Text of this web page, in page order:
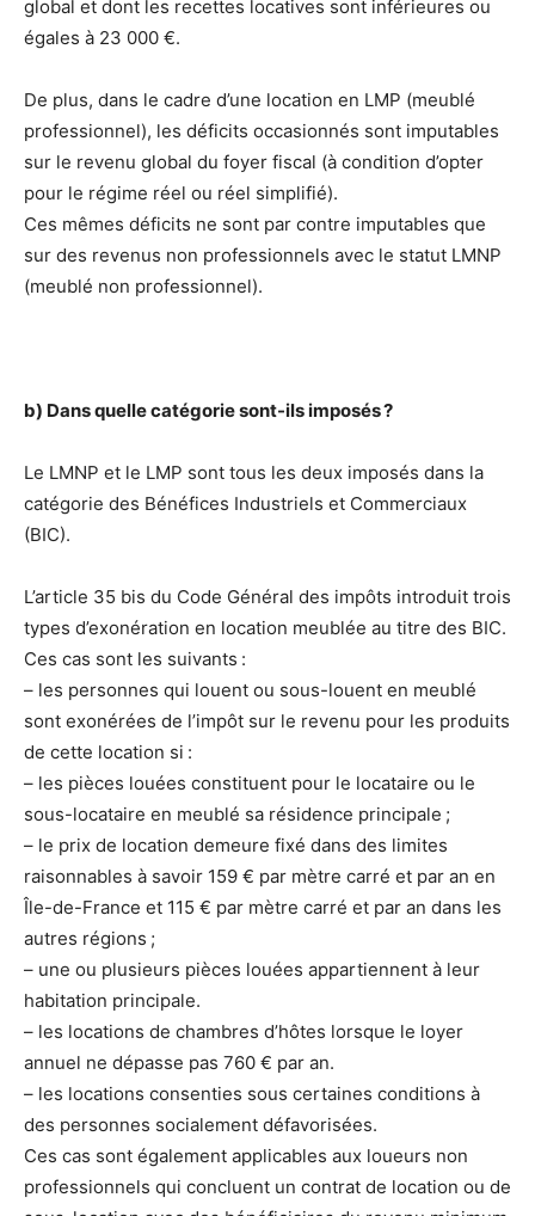
global et dont les recettes locatives sont inférieures ou
égales à 23 000 €.
De plus, dans le cadre d’une location en LMP (meublé
professionnel), les déficits occasionnés sont imputables
sur le revenu global du foyer fiscal (à condition d’opter
pour le régime réel ou réel simplifié).
Ces mêmes déficits ne sont par contre imputables que
sur des revenus non professionnels avec le statut LMNP
(meublé non professionnel).
b) Dans quelle catégorie sont-ils imposés ?
Le LMNP et le LMP sont tous les deux imposés dans la
catégorie des Bénéfices Industriels et Commerciaux
(BIC).
L’article 35 bis du Code Général des impôts introduit trois
types d’exonération en location meublée au titre des BIC.
Ces cas sont les suivants :
– les personnes qui louent ou sous-louent en meublé
sont exonérées de l’impôt sur le revenu pour les produits
de cette location si :
– les pièces louées constituent pour le locataire ou le
sous-locataire en meublé sa résidence principale ;
– le prix de location demeure fixé dans des limites
raisonnables à savoir 159 € par mètre carré et par an en
Île-de-France et 115 € par mètre carré et par an dans les
autres régions ;
– une ou plusieurs pièces louées appartiennent à leur
habitation principale.
– les locations de chambres d’hôtes lorsque le loyer
annuel ne dépasse pas 760 € par an.
– les locations consenties sous certaines conditions à
des personnes socialement défavorisées.
Ces cas sont également applicables aux loueurs non
professionnels qui concluent un contrat de location ou de